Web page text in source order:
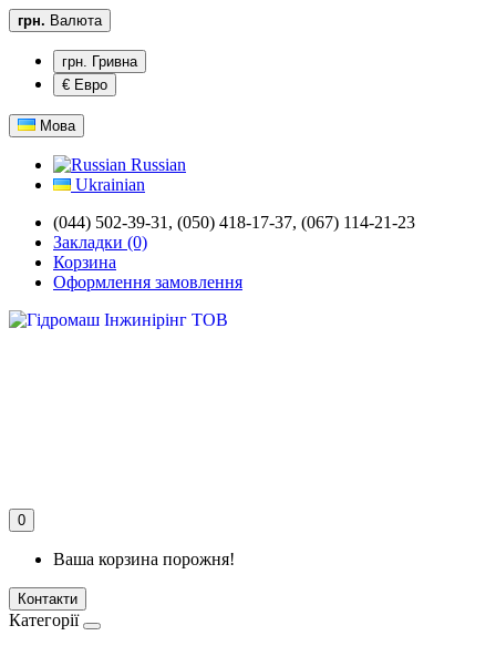
грн. Валюта
грн. Гривна
€ Евро
Мова
Russian
Ukrainian
(044) 502-39-31, (050) 418-17-37, (067) 114-21-23
Закладки (0)
Корзина
Оформлення замовлення
0
Ваша корзина порожня!
Контакти
Категорії